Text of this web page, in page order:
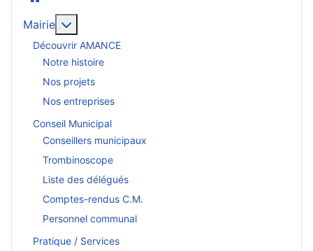
Mairie
Découvrir AMANCE
Notre histoire
Nos projets
Nos entreprises
Conseil Municipal
Conseillers municipaux
Trombinoscope
Liste des délégués
Comptes-rendus C.M.
Personnel communal
Pratique / Services